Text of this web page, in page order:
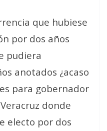
que hubiese
por dos años
pudiera
anotados ¿acaso
para gobernador
donde
electo por dos